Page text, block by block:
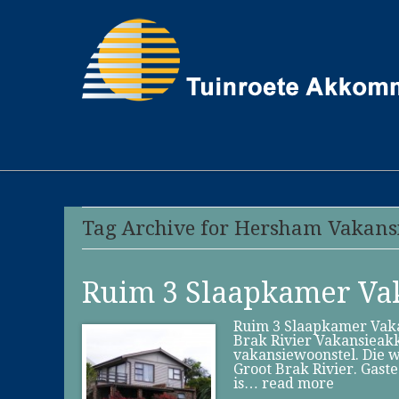
Tag Archive for Hersham
Ruim 3 Slaapkamer
Ruim 3 Slaapkamer
Brak Rivier
vakansiewoonstel. Die
Groot Brak Rivier.
is… read more